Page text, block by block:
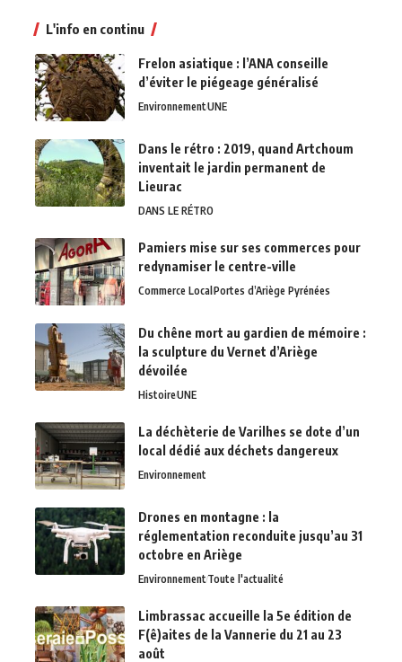
L'info en continu
Frelon asiatique : l’ANA conseille
d’éviter le piégeage généralisé
EnvironnementUNE
Dans le rétro : 2019, quand Artchoum
inventait le jardin permanent de
Lieurac
DANS LE RÉTRO
Pamiers mise sur ses commerces pour
redynamiser le centre-ville
Commerce Local Portes d’Ariège Pyrénées
Du chêne mort au gardien de mémoire :
la sculpture du Vernet d’Ariège
dévoilée
HistoireUNE
La déchèterie de Varilhes se dote d’un
local dédié aux déchets dangereux
Environnement
Drones en montagne : la
réglementation reconduite jusqu’au 31
octobre en Ariège
EnvironnementToute l'actualité
Limbrassac accueille la 5e édition de
F(ê)aites de la Vannerie du 21 au 23
août